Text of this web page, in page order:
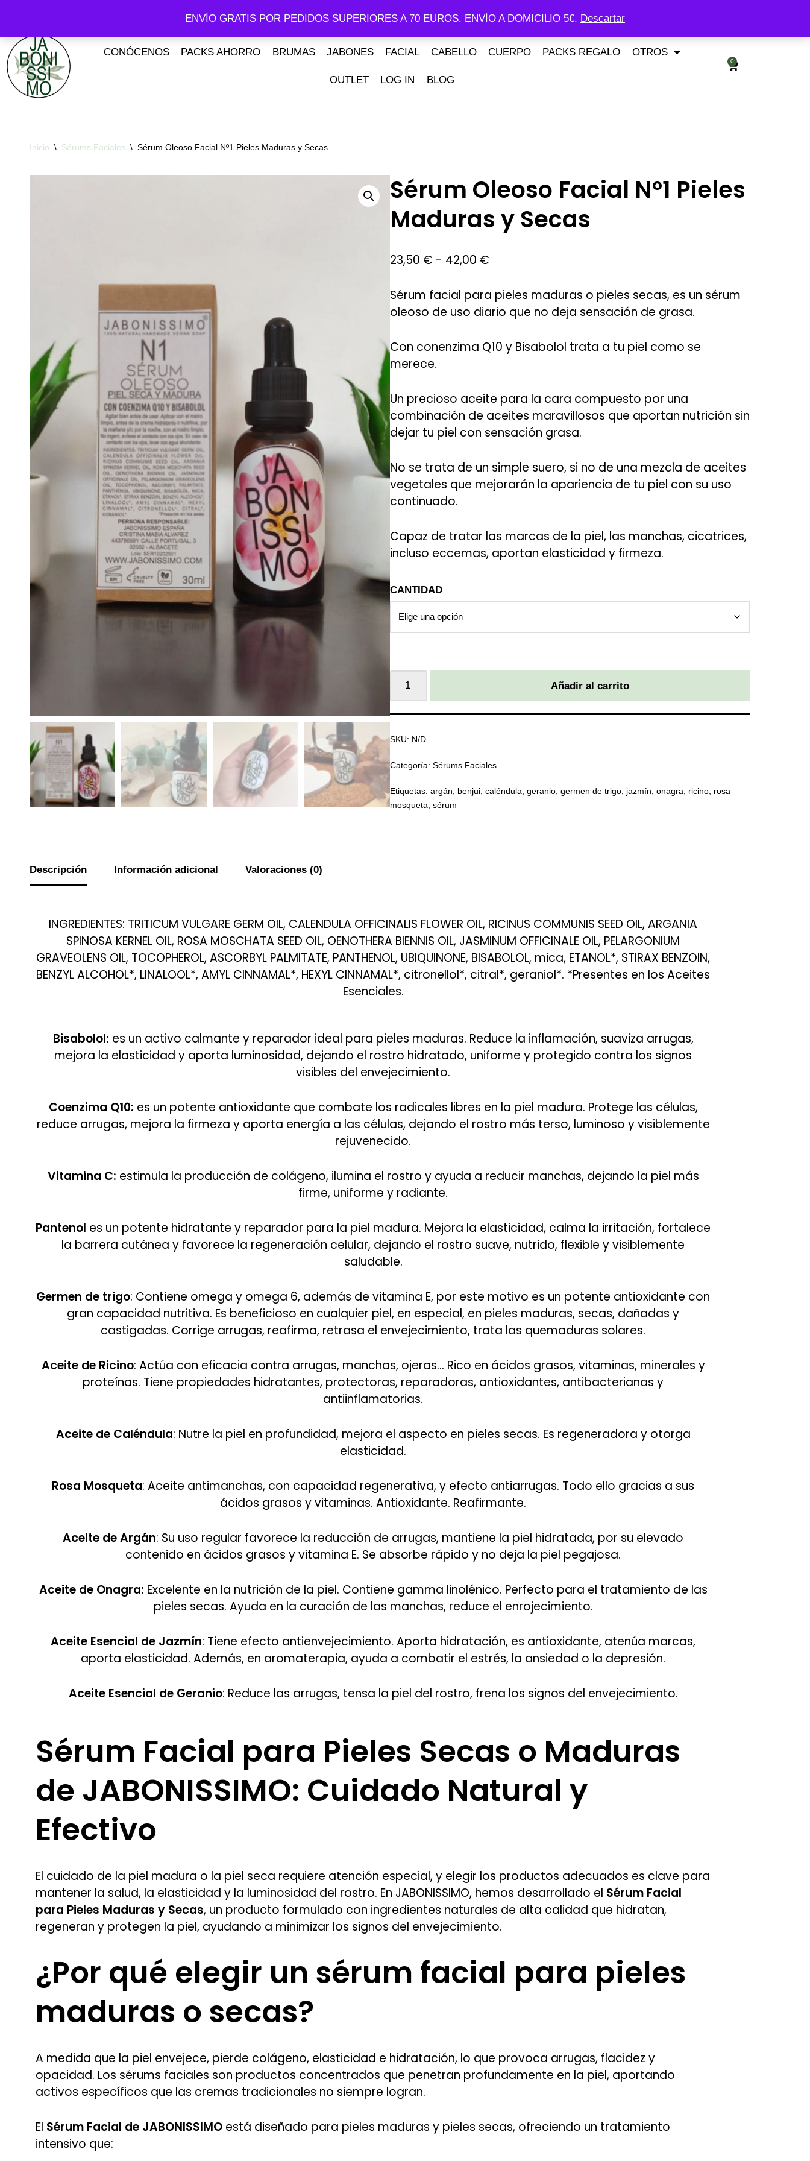
ENVÍO GRATIS POR PEDIDOS SUPERIORES A 70 EUROS. ENVÍO A DOMICILIO 5€. Descartar
al
contenido
CONÓCENOS PACKS AHORRO BRUMAS JABONES FACIAL CABELLO CUERPO PACKS REGALO OTROS
OUTLET LOG IN BLOG
0
Inicio \ Sérums Faciales \ Sérum Oleoso Facial Nº1 Pieles Maduras y Secas
Sérum Oleoso Facial Nº1 Pieles
Maduras y Secas
23,50 € - 42,00 €
Sérum facial para pieles maduras o pieles secas, es un sérum
oleoso de uso diario que no deja sensación de grasa.
Con conenzima Q10 y Bisabolol trata a tu piel como se
merece.
Un precioso aceite para la cara compuesto por una
combinación de aceites maravillosos que aportan nutrición sin
dejar tu piel con sensación grasa.
No se trata de un simple suero, si no de una mezcla de aceites
vegetales que mejorarán la apariencia de tu piel con su uso
continuado.
Capaz de tratar las marcas de la piel, las manchas, cicatrices,
incluso eccemas, aportan elasticidad y firmeza.
CANTIDAD
Añadir al carrito
SKU: N/D
Categoría:Sérums Faciales
Etiquetas:argán benjui ,caléndula ,geranio ,germen de trigo jazmín ,onagra ricino rosa
mosqueta ,sérum
Descripción Información adicional Valoraciones (0)
INGREDIENTES: TRITICUM VULGARE GERM OIL, CALENDULA OFFICINALIS FLOWER OIL, RICINUS COMMUNIS SEED OIL, ARGANIA
SPINOSA KERNEL OIL, ROSA MOSCHATA SEED OIL, OENOTHERA BIENNIS OIL, JASMINUM OFFICINALE OIL, PELARGONIUM
GRAVEOLENS OIL, TOCOPHEROL, ASCORBYL PALMITATE, PANTHENOL, UBIQUINONE, BISABOLOL, mica, ETANOL*, STIRAX BENZOIN,
BENZYL ALCOHOL*, LINALOOL*, AMYL CINNAMAL*, HEXYL CINNAMAL*, citronellol*, citral*, geraniol*. *Presentes en los Aceites
Esenciales.
Bisabolol: es un activo calmante y reparador ideal para pieles maduras. Reduce la inflamación, suaviza arrugas,
mejora la elasticidad y aporta luminosidad, dejando el rostro hidratado, uniforme y protegido contra los signos
visibles del envejecimiento.
Coenzima Q10: es un potente antioxidante que combate los radicales libres en la piel madura. Protege las células,
reduce arrugas, mejora la firmeza y aporta energía a las células, dejando el rostro más terso, luminoso y visiblemente
rejuvenecido.
Vitamina C: estimula la producción de colágeno, ilumina el rostro y ayuda a reducir manchas, dejando la piel más
firme, uniforme y radiante.
Pantenol es un potente hidratante y reparador para la piel madura. Mejora la elasticidad, calma la irritación, fortalece
la barrera cutánea y favorece la regeneración celular, dejando el rostro suave, nutrido, flexible y visiblemente
saludable.
Germen de trigo: Contiene omega y omega 6, además de vitamina E, por este motivo es un potente antioxidante con
gran capacidad nutritiva. Es beneficioso en cualquier piel, en especial, en pieles maduras, secas, dañadas y
castigadas. Corrige arrugas, reafirma, retrasa el envejecimiento, trata las quemaduras solares.
Aceite de Ricino: Actúa con eficacia contra arrugas, manchas, ojeras… Rico en ácidos grasos, vitaminas, minerales y
proteínas. Tiene propiedades hidratantes, protectoras, reparadoras, antioxidantes, antibacterianas y
antiinflamatorias.
Aceite de Caléndula: Nutre la piel en profundidad, mejora el aspecto en pieles secas. Es regeneradora y otorga
elasticidad.
Rosa Mosqueta: Aceite antimanchas, con capacidad regenerativa, y efecto antiarrugas. Todo ello gracias a sus
ácidos grasos y vitaminas. Antioxidante. Reafirmante.
Aceite de Argán: Su uso regular favorece la reducción de arrugas, mantiene la piel hidratada, por su elevado
contenido en ácidos grasos y vitamina E. Se absorbe rápido y no deja la piel pegajosa.
Aceite de Onagra: Excelente en la nutrición de la piel. Contiene gamma linolénico. Perfecto para el tratamiento de las
pieles secas. Ayuda en la curación de las manchas, reduce el enrojecimiento.
Aceite Esencial de Jazmín: Tiene efecto antienvejecimiento. Aporta hidratación, es antioxidante, atenúa marcas,
aporta elasticidad. Además, en aromaterapia, ayuda a combatir el estrés, la ansiedad o la depresión.
Aceite Esencial de Geranio: Reduce las arrugas, tensa la piel del rostro, frena los signos del envejecimiento.
Sérum Facial para Pieles Secas o Maduras
de JABONISSIMO: Cuidado Natural y
Efectivo
El cuidado de la piel madura o la piel seca requiere atención especial, y elegir los productos adecuados es clave para
mantener la salud, la elasticidad y la luminosidad del rostro. En JABONISSIMO, hemos desarrollado el Sérum Facial
para Pieles Maduras y Secas, un producto formulado con ingredientes naturales de alta calidad que hidratan,
regeneran y protegen la piel, ayudando a minimizar los signos del envejecimiento.
¿Por qué elegir un sérum facial para pieles
maduras o secas?
A medida que la piel envejece, pierde colágeno, elasticidad e hidratación, lo que provoca arrugas, flacidez y
opacidad. Los sérums faciales son productos concentrados que penetran profundamente en la piel, aportando
activos específicos que las cremas tradicionales no siempre logran.
El Sérum Facial de JABONISSIMO está diseñado para pieles maduras y pieles secas, ofreciendo un tratamiento
intensivo que: